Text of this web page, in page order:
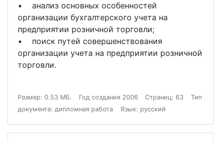
• анализ основных особенностей
организации бухгалтерского учета на
предприятии розничной торговли;
• поиск путей совершенствования
организации учета на предприятии розничной
торговли.
Размер: 0.53 МБ. Год создания 2006 Страниц: 63
Тип
документа: дипломная работа
Язык: русский